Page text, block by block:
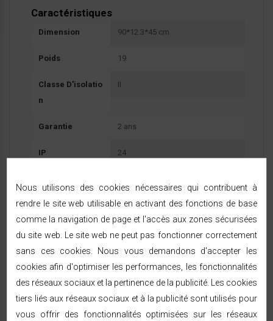
Caractéristiques
Dimension 90*12.3*45 cm
Poids 19
Classe D'isolatio
N
II
Garantie 2 ans
IP 24
En Stock
Programmation et régulation grâce à un thermostat
électronique pour une meilleure économie d'énergie.
DOCUMENTS JOINTS
Nous utilisons des cookies nécessaires qui contribuent à
rendre le site web utilisable en activant des fonctions de base
comme la navigation de page et l'accès aux zones sécurisées
du site web. Le site web ne peut pas fonctionner correctement
sans ces cookies. Nous vous demandons d'accepter les
cookies afin d'optimiser les performances, les fonctionnalités
des réseaux sociaux et la pertinence de la publicité. Les cookies
tiers liés aux réseaux sociaux et à la publicité sont utilisés pour
vous offrir des fonctionnalités optimisées sur les réseaux